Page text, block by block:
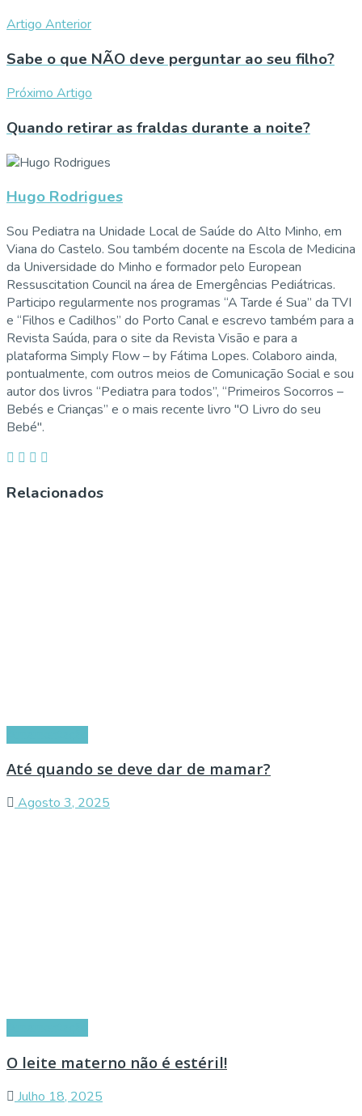
Artigo Anterior
Sabe o que NÃO deve perguntar ao seu filho?
Próximo Artigo
Quando retirar as fraldas durante a noite?
Hugo Rodrigues
Sou Pediatra na Unidade Local de Saúde do Alto Minho, em
Viana do Castelo. Sou também docente na Escola de Medicina
da Universidade do Minho e formador pelo European
Ressuscitation Council na área de Emergências Pediátricas.
Participo regularmente nos programas “A Tarde é Sua” da TVI
e “Filhos e Cadilhos” do Porto Canal e escrevo também para a
Revista Saúda, para o site da Revista Visão e para a
plataforma Simply Flow – by Fátima Lopes. Colaboro ainda,
pontualmente, com outros meios de Comunicação Social e sou
autor dos livros “Pediatra para todos”, “Primeiros Socorros –
Bebés e Crianças” e o mais recente livro "O Livro do seu
Bebé".
Relacionados
Até quando se deve dar de mamar?
Agosto 3, 2025
O leite materno não é estéril!
Julho 18, 2025